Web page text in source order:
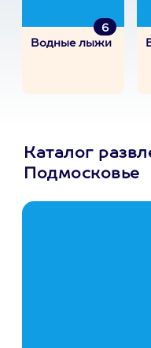
6
Водные лыжи
Каталог
Подмосковье